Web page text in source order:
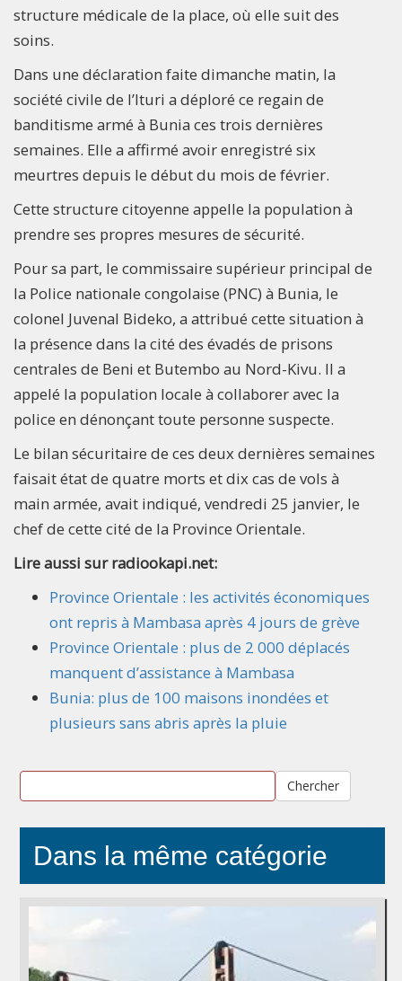
structure médicale de la place, où elle suit des
soins.
Dans une déclaration faite dimanche matin, la
société civile de l’Ituri a déploré ce regain de
banditisme armé à Bunia ces trois dernières
semaines. Elle a affirmé avoir enregistré six
meurtres depuis le début du mois de février.
Cette structure citoyenne appelle la population à
prendre ses propres mesures de sécurité.
Pour sa part, le commissaire supérieur principal de
la Police nationale congolaise (PNC) à Bunia, le
colonel Juvenal Bideko, a attribué cette situation à
la présence dans la cité des évadés de prisons
centrales de Beni et Butembo au Nord-Kivu. Il a
appelé la population locale à collaborer avec la
police en dénonçant toute personne suspecte.
Le bilan sécuritaire de ces deux dernières semaines
faisait état de quatre morts et dix cas de vols à
main armée, avait indiqué, vendredi 25 janvier, le
chef de cette cité de la Province Orientale.
Lire aussi sur radiookapi.net:
Province Orientale : les activités économiques
ont repris à Mambasa après 4 jours de grève
Province Orientale : plus de 2 000 déplacés
manquent d’assistance à Mambasa
Bunia: plus de 100 maisons inondées et
plusieurs sans abris après la pluie
Chercher
Dans la même catégorie